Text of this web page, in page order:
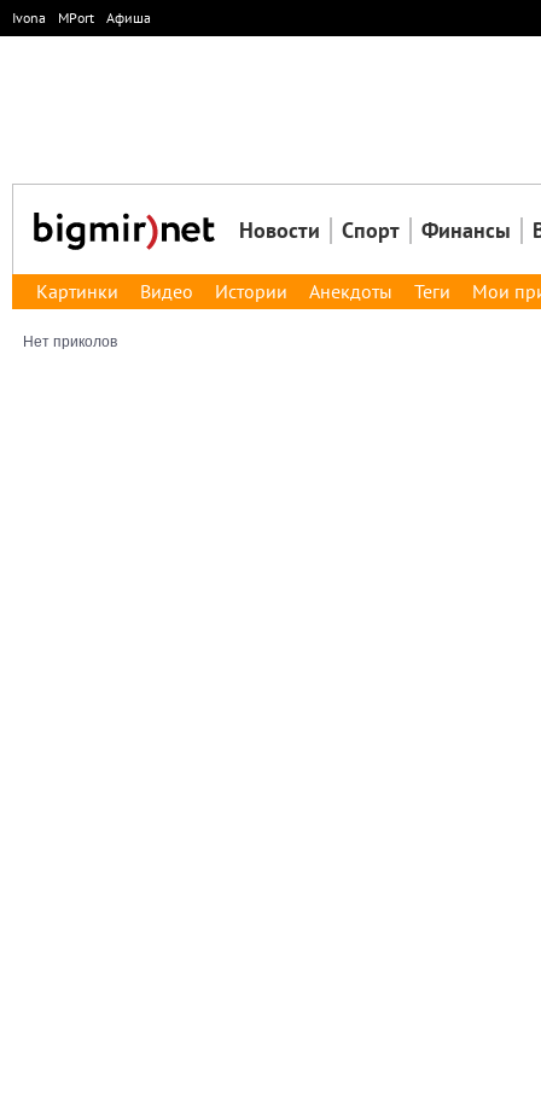
Ivona MPort Афиша
Новости Спорт Финансы
Картинки Видео Истории Анекдоты Теги Мои
Нет приколов